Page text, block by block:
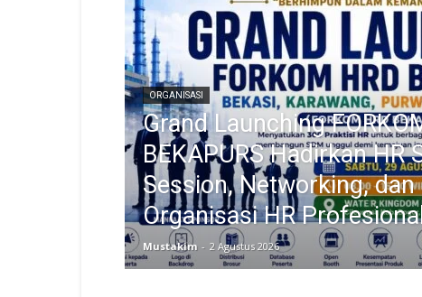
ORGANISASI
Grand Launching
BEKAPURS Hadirkan HR
Session, Networking, dan
Organisasi HR
Mustakim - 2 Agustus 2026